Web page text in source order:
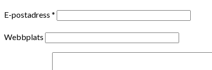
E-postadress *
Webbplats